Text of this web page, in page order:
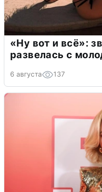
«Ну вот и всё»:
развелась с
6 августа 137